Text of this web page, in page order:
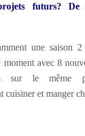
futurs? De
une saison 2
moment avec 8
sur le même
cuisiner et manger